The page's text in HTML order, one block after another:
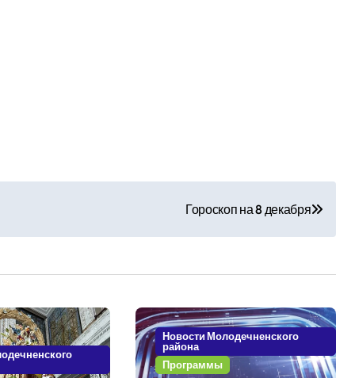
Гороскоп на 8 декабря
Новости Молодечненского
района
Программы